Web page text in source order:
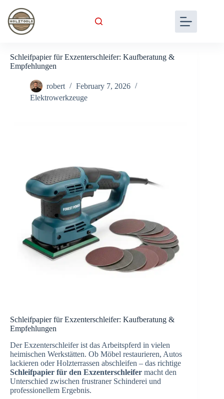
content
Schleifpapier für Exzenterschleifer: Kaufberatung &
Empfehlungen
robert
February 7, 2026
Elektrowerkzeuge
Schleifpapier für Exzenterschleifer: Kaufberatung &
Empfehlungen
Der Exzenterschleifer ist das Arbeitspferd in vielen
heimischen Werkstätten. Ob Möbel restaurieren, Autos
lackieren oder Holzterrassen abschleifen – das richtige
Schleifpapier für den Exzenterschleifer macht den
Unterschied zwischen frustraner Schinderei und
professionellem Ergebnis.